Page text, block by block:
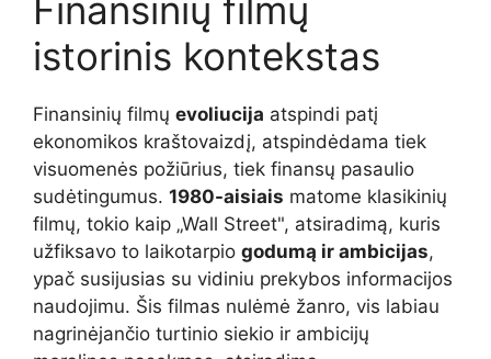
Finansinių filmų
istorinis kontekstas
Finansinių filmų evoliucija atspindi patį
ekonomikos kraštovaizdį, atspindėdama tiek
visuomenės požiūrius, tiek finansų pasaulio
sudėtingumus. 1980-aisiais matome klasikinių
filmų, tokio kaip „Wall Street", atsiradimą, kuris
užfiksavo to laikotarpio godumą ir ambicijas,
ypač susijusias su vidiniu prekybos informacijos
naudojimu. Šis filmas nulėmė žanro, vis labiau
nagrinėjančio turtinio siekio ir ambicijų